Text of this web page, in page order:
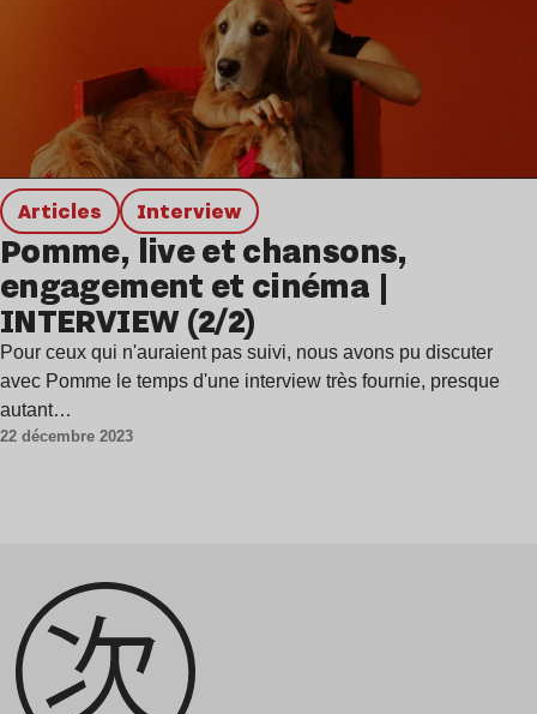
Articles interview
Pomme, live et chansons,
engagement et cinéma |
INTERVIEW (2/2)
Pour ceux qui n'auraient pas suivi, nous avons pu discuter
avec Pomme le temps d'une interview très fournie, presque
autant…
22 décembre 2023